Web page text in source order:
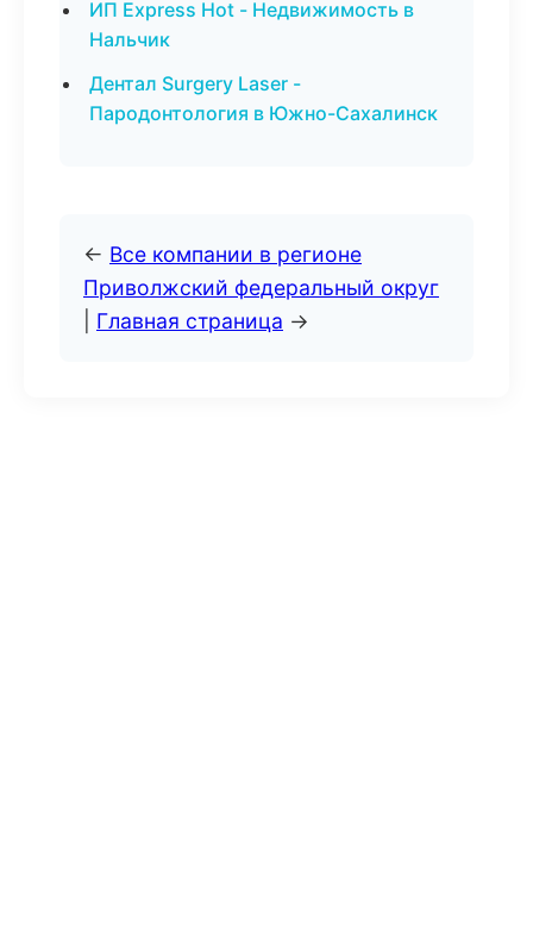
ИП Express Hot - Недвижимость в
Нальчик
Дентал Surgery Laser -
Пародонтология в Южно-Сахалинск
← Все компании в регионе
Приволжский федеральный округ
Главная страница →